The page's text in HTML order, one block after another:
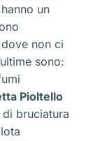
un
non ci
sono:
Pioltello
bruciatura